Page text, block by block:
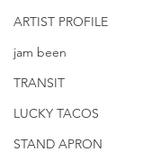
ARTIST PROFILE
jam been
TRANSIT
LUCKY TACOS
STAND APRON